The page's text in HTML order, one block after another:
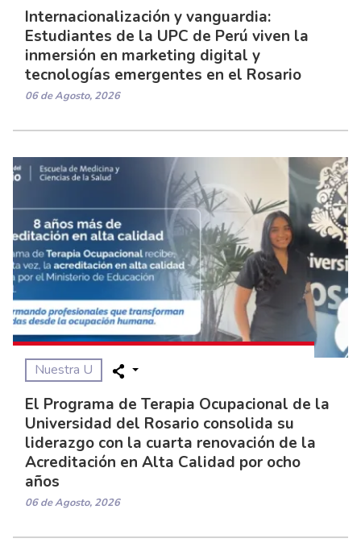
Internacionalización y vanguardia:
Estudiantes de la UPC de Perú viven la
inmersión en marketing digital y
tecnologías emergentes en el Rosario
06 de Agosto, 2026
Nuestra U
El Programa de Terapia Ocupacional de la
Universidad del Rosario consolida su
liderazgo con la cuarta renovación de la
Acreditación en Alta Calidad por ocho
años
06 de Agosto, 2026